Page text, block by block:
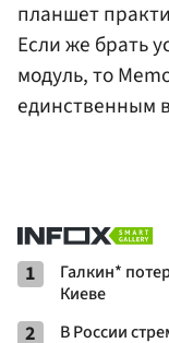
планшет
Если же брать
модуль, то
единственным
1
Галкин*
Киеве
2 В России